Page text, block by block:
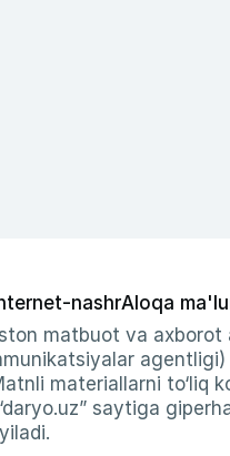
nashrAloqa
matbuot va
materiallarni to‘liq
saytiga